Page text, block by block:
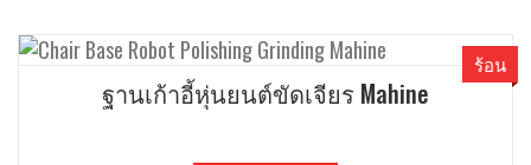
ฐานเก้าอี้หุ่นยนต์ขัดเจียร Mahine
ร้อน